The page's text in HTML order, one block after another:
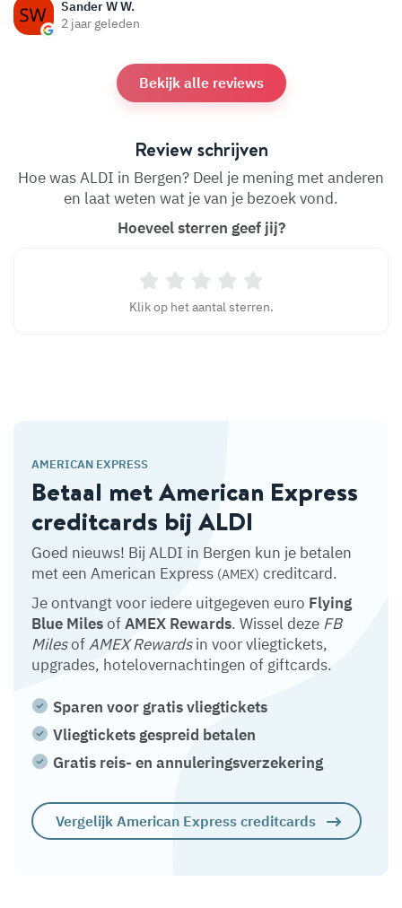
Sander W W.
2 jaar geleden
Bekijk alle reviews
Review schrijven
Hoe was ALDI in Bergen? Deel je mening met anderen
en laat weten wat je van je bezoek vond.
Hoeveel sterren geef jij?
Klik op het aantal sterren.
AMERICAN EXPRESS
Betaal met American Express
creditcards bij ALDI
Goed nieuws! Bij ALDI in Bergen kun je betalen
met een American Express (AMEX) creditcard.
Je ontvangt voor iedere uitgegeven euro Flying
Blue MilesofAMEX Rewards. Wissel deze FB
MilesofAMEX Rewardsin voor vliegtickets,
upgrades, hotelovernachtingen of giftcards.
Sparen voor gratis vliegtickets
Vliegtickets gespreid betalen
Gratis reis- en annuleringsverzekering
Vergelijk American Express creditcards